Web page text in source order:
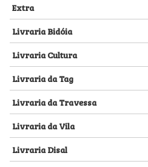
Extra
Livraria Bidóia
Livraria Cultura
Livraria da Tag
Livraria da Travessa
Livraria da Vila
Livraria Disal